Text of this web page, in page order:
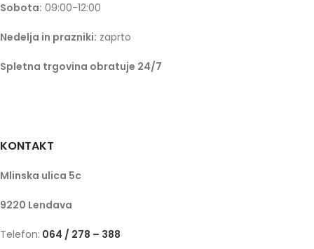
Sobota: 09:00-12:00
Nedelja in prazniki: zaprto
Spletna trgovina obratuje 24/7
KONTAKT
Mlinska ulica 5c
9220 Lendava
Telefon: 064 / 278 – 388